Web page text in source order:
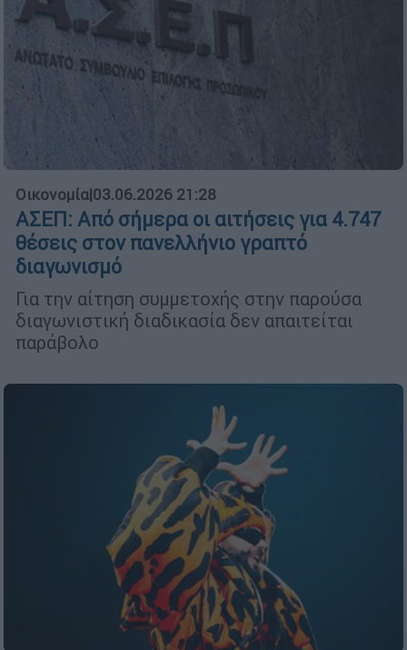
Οικονομία|03.06.2026 21:28
ΑΣΕΠ: Από σήμερα οι αιτήσεις για 4.747
θέσεις στον πανελλήνιο γραπτό
διαγωνισμό
Για την αίτηση συμμετοχής στην παρούσα
διαγωνιστική διαδικασία δεν απαιτείται
παράβολο